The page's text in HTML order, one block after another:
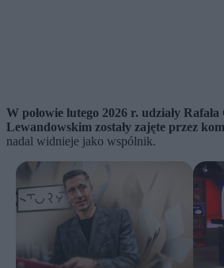
W połowie lutego 2026 r. udziały Rafała
Lewandowskim zostały zajęte przez
nadal widnieje jako wspólnik.